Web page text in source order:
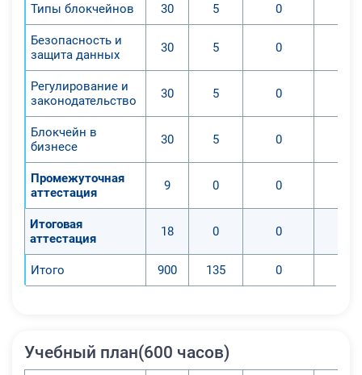
Типы блокчейнов 30 5 0
Безопасность и
защита данных
30 5 0
Регулирование и
законодательство
30 5 0
Блокчейн в
бизнесе
30 5 0
Промежуточная
аттестация
9 0 0
Итоговая
аттестация
18 0 0
Итого 900 135 0
Учебный план(600 часов)